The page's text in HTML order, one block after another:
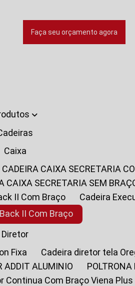
Faça seu orçamento agora
Cadeiras
Caixa
CADEIRA CAIXA SECRETARIA
CAIXA SECRETARIA SEM
II Com Braço
Cadeira
II Com Braço
Diretor
Fixa
Cadeira diretor tela
ADDIT ALUMINIO
Continua Com Braço Viena Plus